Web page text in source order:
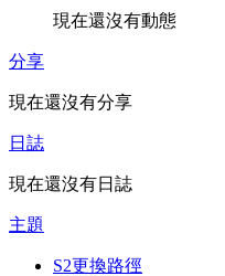
現在還沒有動態
分享
現在還沒有分享
日誌
現在還沒有日誌
主題
S2更換路徑